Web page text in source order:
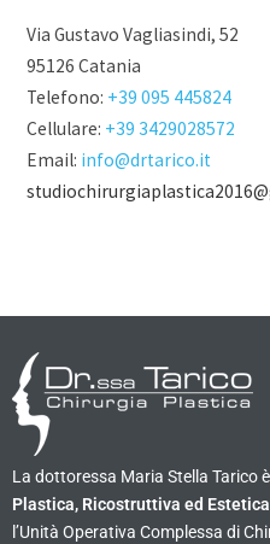
Via Gustavo Vagliasindi, 52
95126 Catania
Telefono: +39 095 445824
Cellulare: +39 3429028572
Email: info@drtarico.it
La dottoressa Maria Stella Tarico
Plastica, Ricostruttiva ed Estetica
l’Unità Operativa Complessa di